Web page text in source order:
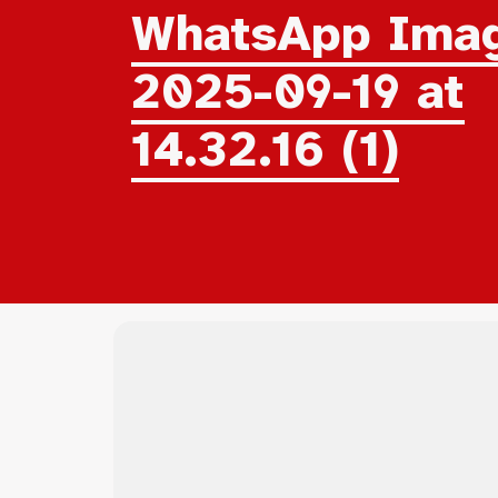
WhatsApp
2025-09-19 at
14.32.16 (1)